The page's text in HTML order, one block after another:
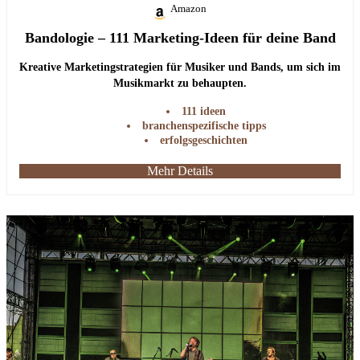
Amazon
Bandologie – 111 Marketing-Ideen für deine Band
Kreative Marketingstrategien für Musiker und Bands, um sich im
Musikmarkt zu behaupten.
111 ideen
branchenspezifische tipps
erfolgsgeschichten
Mehr Details